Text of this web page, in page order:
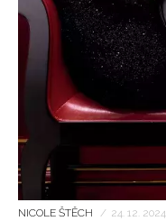
HOME
NICOLE ŠTĚCH / 24. 12. 2024